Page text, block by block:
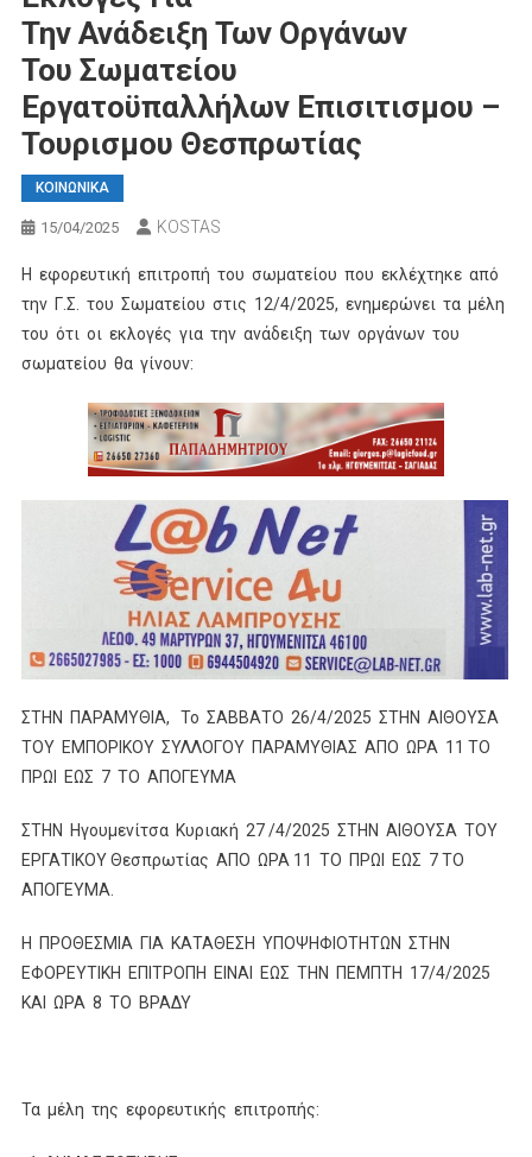
Την Ανάδειξη Των Οργάνων
Του Σωματείου
Eργατοϋπαλλήλων Επισιτισμου –
Τουρισμου Θεσπρωτίας
ΚΟΙΝΩΝΙΚΑ
15/04/2025 KOSTAS
Η εφορευτική επιτροπή του σωματείου που εκλέχτηκε από
την Γ.Σ. του Σωματείου στις 12/4/2025, ενημερώνει τα μέλη
του ότι οι εκλογές για την ανάδειξη των οργάνων του
σωματείου θα γίνουν:
ΣΤΗΝ ΠΑΡΑΜΥΘΙΑ, Το ΣΑΒΒΑΤΟ 26/4/2025 ΣΤΗΝ ΑΙΘΟΥΣΑ
ΤΟΥ ΕΜΠΟΡΙΚΟΥ ΣΥΛΛΟΓΟΥ ΠΑΡΑΜΥΘΙΑΣ ΑΠΟ ΩΡΑ 11 ΤΟ
ΠΡΩΙ ΕΩΣ 7 ΤΟ ΑΠΟΓΕΥΜΑ
ΣΤΗΝ Ηγουμενίτσα Κυριακή 27 /4/2025 ΣΤΗΝ ΑΙΘΟΥΣΑ ΤΟΥ
ΕΡΓΑΤΙΚΟΥ Θεσπρωτίας ΑΠΟ ΩΡΑ 11 ΤΟ ΠΡΩΙ ΕΩΣ 7 ΤΟ
ΑΠΟΓΕΥΜΑ.
Η ΠΡΟΘΕΣΜΙΑ ΓΙΑ ΚΑΤΑΘΕΣΗ ΥΠΟΨΗΦΙΟΤΗΤΩΝ ΣΤΗΝ
ΕΦΟΡΕΥΤΙΚΗ ΕΠΙΤΡΟΠΗ ΕΙΝΑΙ ΕΩΣ ΤΗΝ ΠΕΜΠΤΗ 17/4/2025
ΚΑΙ ΩΡΑ 8 ΤΟ ΒΡΑΔΥ
Τα μέλη της εφορευτικής επιτροπής: